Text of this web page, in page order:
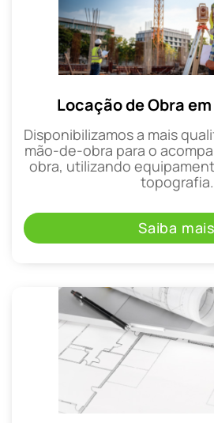
Locação de Obra
Disponibilizamos a mais
mão-de-obra para o
obra, utilizando
topografia.
Saiba mais